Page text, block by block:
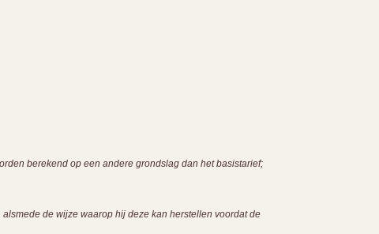
berekend op een andere grondslag dan het basistarief;
de wijze waarop hij deze kan herstellen voordat de